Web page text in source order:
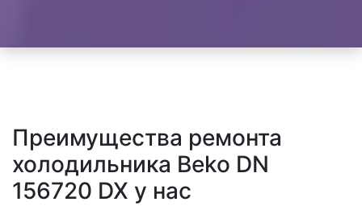
Преимущества ремонта
холодильника Beko DN
156720 DX у нас